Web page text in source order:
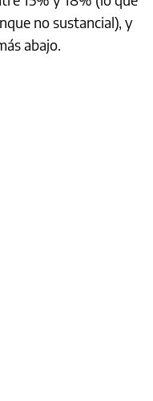
no sustancial), y
abajo.